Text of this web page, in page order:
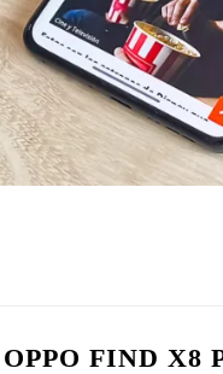
OPPO FIND X8